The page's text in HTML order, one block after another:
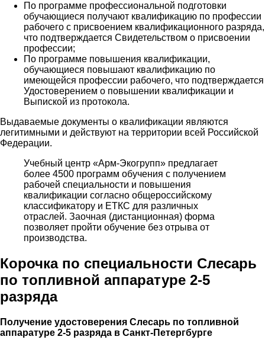
По программе профессиональной подготовки
обучающиеся получают квалификацию по профессии
рабочего с присвоением квалификационного разряда,
что подтверждается Свидетельством о присвоении
профессии;
По программе повышения квалификации,
обучающиеся повышают квалификацию по
имеющейся профессии рабочего, что подтверждается
Удостоверением о повышении квалификации и
Выпиской из протокола.
Выдаваемые документы о квалификации являются
легитимными и действуют на территории всей Российской
Федерации.
Учебный центр «Арм-Экогрупп» предлагает
более 4500 программ обучения с получением
рабочей специальности и повышения
квалификации согласно общероссийскому
классификатору и ЕТКС для различных
отраслей. Заочная (дистанционная) форма
позволяет пройти обучение без отрыва от
производства.
Корочка по специальности Слесарь
по топливной аппаратуре 2-5
разряда
Получение удостоверения Слесарь по топливной
аппаратуре 2-5 разряда в Санкт-Петергбурге